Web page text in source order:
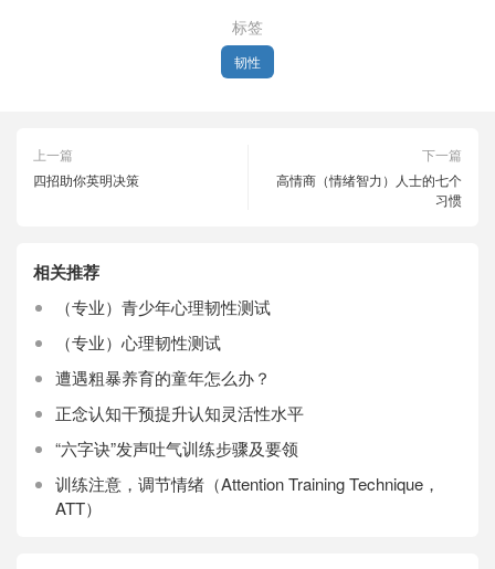
标签
韧性
上一篇
四招助你英明决策
下一篇
高情商（情绪智力）人士的七个
习惯
相关推荐
（专业）青少年心理韧性测试
（专业）心理韧性测试
遭遇粗暴养育的童年怎么办？
正念认知干预提升认知灵活性水平
“六字诀”发声吐气训练步骤及要领
训练注意，调节情绪（Attention Training Technique，
ATT）